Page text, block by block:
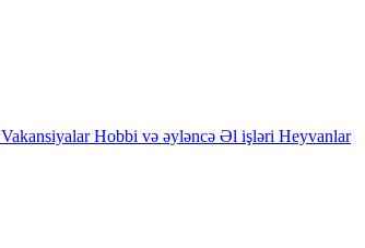
Vakansiyalar Hobbi və əyləncə Əl işləri Heyvanlar